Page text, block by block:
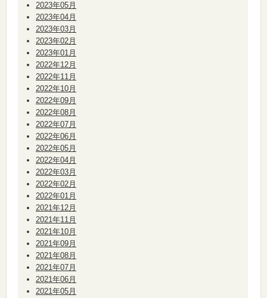
2023年05月
2023年04月
2023年03月
2023年02月
2023年01月
2022年12月
2022年11月
2022年10月
2022年09月
2022年08月
2022年07月
2022年06月
2022年05月
2022年04月
2022年03月
2022年02月
2022年01月
2021年12月
2021年11月
2021年10月
2021年09月
2021年08月
2021年07月
2021年06月
2021年05月